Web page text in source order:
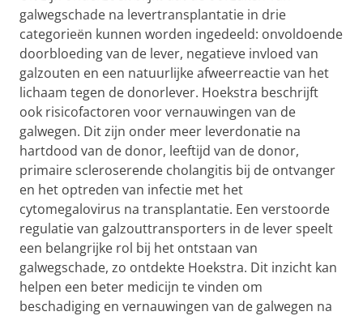
galwegschade na levertransplantatie in drie
categorieën kunnen worden ingedeeld: onvoldoende
doorbloeding van de lever, negatieve invloed van
galzouten en een natuurlijke afweerreactie van het
lichaam tegen de donorlever. Hoekstra beschrijft
ook risicofactoren voor vernauwingen van de
galwegen. Dit zijn onder meer leverdonatie na
hartdood van de donor, leeftijd van de donor,
primaire scleroserende cholangitis bij de ontvanger
en het optreden van infectie met het
cytomegalovirus na transplantatie. Een verstoorde
regulatie van galzouttransporters in de lever speelt
een belangrijke rol bij het ontstaan van
galwegschade, zo ontdekte Hoekstra. Dit inzicht kan
helpen een beter medicijn te vinden om
beschadiging en vernauwingen van de galwegen na